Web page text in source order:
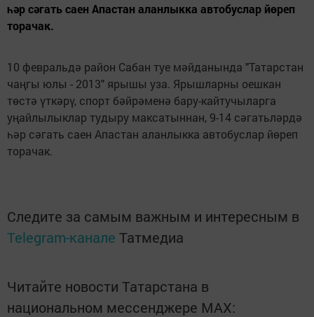
һәр сәгать саен Апастан аланлыкка автобуслар йөреп
торачак.
10 февральдә район Сабан туе мәйданында "Татарстан
чаңгы юлы - 2013" ярышы уза. Ярышларны оешкан
төстә үткәрү, спорт бәйрәменә бару-кайтучыларга
уңайлылыклар тудыру максатыннан, 9-14 сәгатьләрдә
һәр сәгать саен Апастан аланлыкка автобуслар йөреп
торачак.
Следите за самым важным и интересным в
Telegram-канале Татмедиа
Читайте новости Татарстана в
национальном мессенджере MАХ: